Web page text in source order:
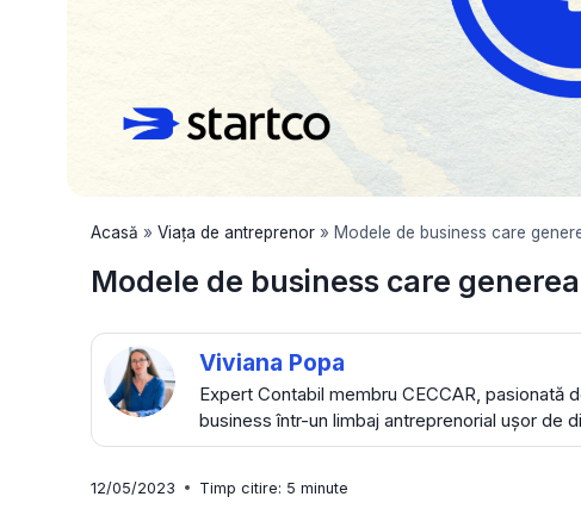
Acasă » Viața de antreprenor » Modele de business care
Modele de business care
Viviana Popa
Expert Contabil membru CECCAR,
business într-un limbaj antreprenorial ușor de
12/05/2023 Timp citire: 5 minute